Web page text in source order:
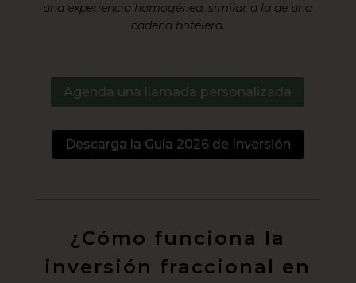
una experiencia homogénea, similar a la de una
cadena hotelera.
Agenda una llamada personalizada
Descarga la Guía 2026 de Inversión
¿Cómo funciona la
inversión fraccional en